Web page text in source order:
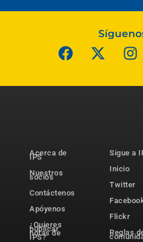
Acerca de
IPS
Nuestros
socios
Contáctenos
Apóyenos
¿Quieres
publicar
notas de
IPS?
Sigue a
Inicio
Twitter
Flickr
Reglas